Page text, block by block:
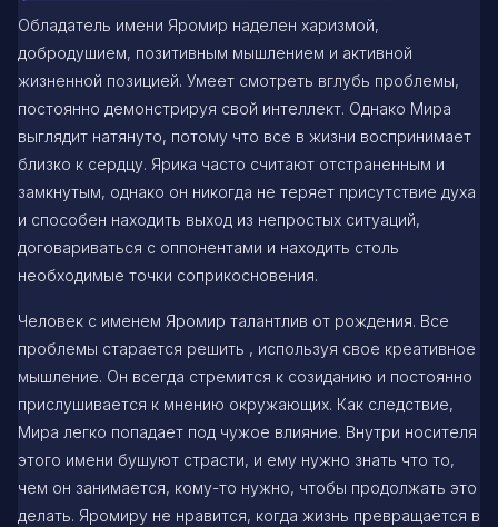
Обладатель имени Яромир наделен харизмой,
добродушием, позитивным мышлением и активной
жизненной позицией. Умеет смотреть вглубь проблемы,
постоянно демонстрируя свой интеллект. Однако Мира
выглядит натянуто, потому что все в жизни воспринимает
близко к сердцу. Ярика часто считают отстраненным и
замкнутым, однако он никогда не теряет присутствие духа
и способен находить выход из непростых ситуаций,
договариваться с оппонентами и находить столь
необходимые точки соприкосновения.
Человек с именем Яромир талантлив от рождения. Все
проблемы старается решить , используя свое креативное
мышление. Он всегда стремится к созиданию и постоянно
прислушивается к мнению окружающих. Как следствие,
Мира легко попадает под чужое влияние. Внутри носителя
этого имени бушуют страсти, и ему нужно знать что то,
чем он занимается, кому-то нужно, чтобы продолжать это
делать. Яромиру не нравится, когда жизнь превращается в